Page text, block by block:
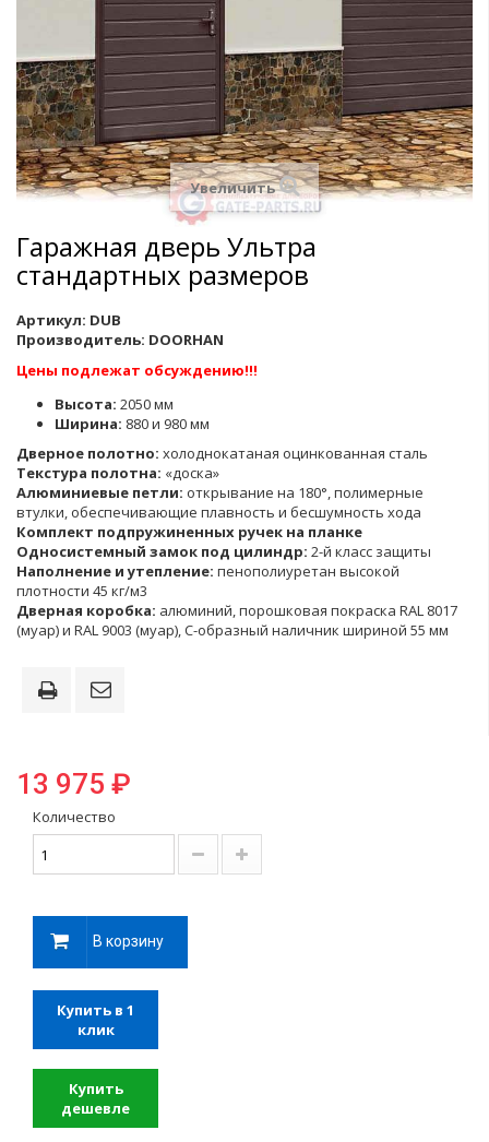
Увеличить
Гаражная дверь Ультра
стандартных размеров
Артикул: DUB
Производитель: DOORHAN
Цены подлежат обсуждению!!!
Высота: 2050 мм
Ширина: 880 и 980 мм
Дверное полотно: холоднокатаная оцинкованная сталь
Текстура полотна: «доска»
Алюминиевые петли: открывание на 180°, полимерные
втулки, обеспечивающие плавность и бесшумность хода
Комплект подпружиненных ручек на планке
Односистемный замок под цилиндр: 2-й класс защиты
Наполнение и утепление: пенополиуретан высокой
плотности 45 кг/м3
Дверная коробка: алюминий, порошковая покраска RAL 8017
(муар) и RAL 9003 (муар), С-образный наличник шириной 55 мм
13 975 ₽
Количество
В корзину
Купить в 1
клик
Купить
дешевле